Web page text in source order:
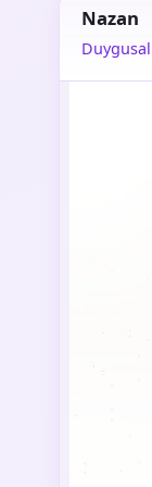
Nazan